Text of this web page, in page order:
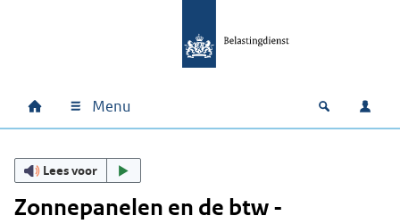
Hoofdnavigatie
Home Menu Open
Lees voor
Zonnepanelen en de btw -